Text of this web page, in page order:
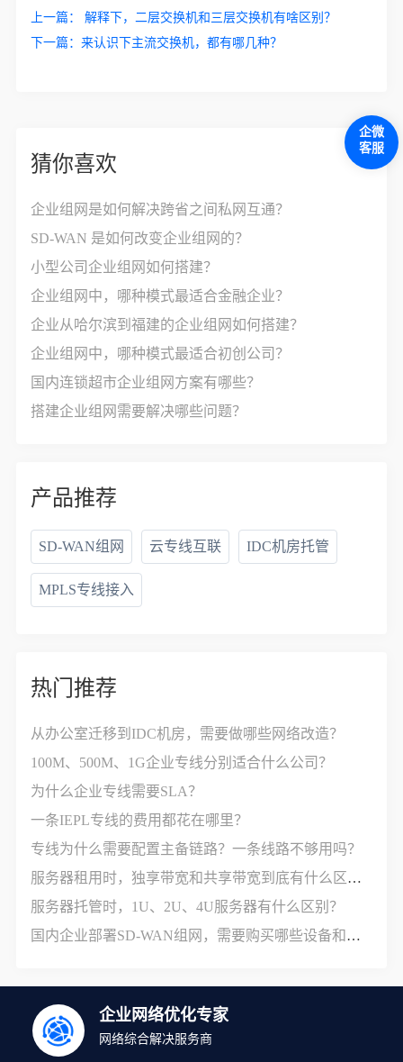
上一篇：
解释下，二层交换机和三层交换机有啥区别？
下一篇：来认识下主流交换机，都有哪几种？
猜你喜欢
企业组网是如何解决跨省之间私网互通？
SD-WAN 是如何改变企业组网的？
小型公司企业组网如何搭建？
企业组网中，哪种模式最适合金融企业？
企业从哈尔滨到福建的企业组网如何搭建？
企业组网中，哪种模式最适合初创公司？
国内连锁超市企业组网方案有哪些？
搭建企业组网需要解决哪些问题？
产品推荐
SD-WAN组网 云专线互联 IDC机房托管
MPLS专线接入
热门推荐
从办公室迁移到IDC机房，需要做哪些网络改造？
100M、500M、1G企业专线分别适合什么公司？
为什么企业专线需要SLA？
一条IEPL专线的费用都花在哪里？
专线为什么需要配置主备链路？一条线路不够用吗？
服务器租用时，独享带宽和共享带宽到底有什么区别？
服务器托管时，1U、2U、4U服务器有什么区别？
国内企业部署SD-WAN组网，需要购买哪些设备和服务？
企业网络优化专家
网络综合解决服务商
企微
客服